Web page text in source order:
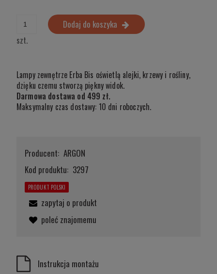
szt.
Dodaj do koszyka
Lampy zewnętrze Erba Bis oświetlą alejki, krzewy i rośliny,
dzięku czemu stworzą piękny widok.
Darmowa dostawa od 499 zł.
Maksymalny czas dostawy: 10 dni roboczych.
Producent: ARGON
Kod produktu: 3297
PRODUKT POLSKI
zapytaj o produkt
poleć znajomemu
Instrukcja montażu